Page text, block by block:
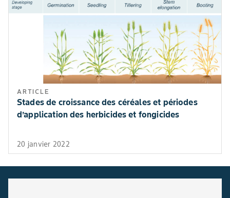
ARTICLE
Stades de croissance des céréales et périodes
d’application des herbicides et fongicides
20 janvier 2022